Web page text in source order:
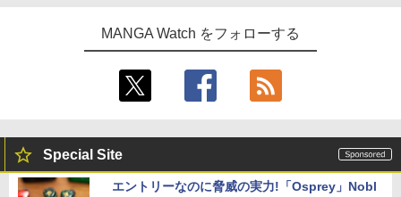
MANGA Watch をフォローする
Special Site
エントリーなのに脅威の実力!「Osprey」Nobl